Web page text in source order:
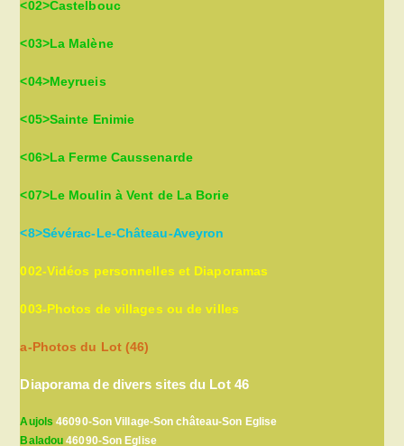
<02>Castelbouc
<03>La Malène
<04>Meyrueis
<05>Sainte Enimie
<06>La Ferme Caussenarde
<07>Le Moulin à Vent de La Borie
<8>Sévérac-Le-Château-Aveyron
002-Vidéos personnelles et Diaporamas
003-Photos de villages ou de villes
a-Photos du Lot (46)
Diaporama de divers sites du Lot 46
Aujols 46090-Son Village-Son château-Son Eglise
Baladou 46090-Son Eglise